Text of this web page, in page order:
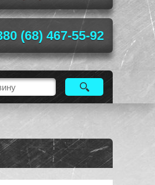
(68) 467-55-92